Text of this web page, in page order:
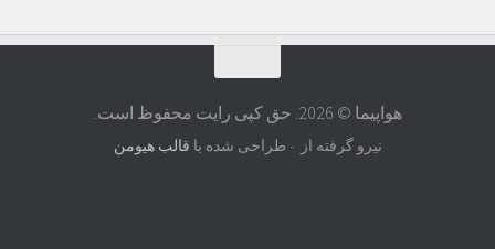
هواپیما © 2026. حق کپی رایت محفوظ است.
نیرو گرفته از - طراحی شده با قالب هیومن